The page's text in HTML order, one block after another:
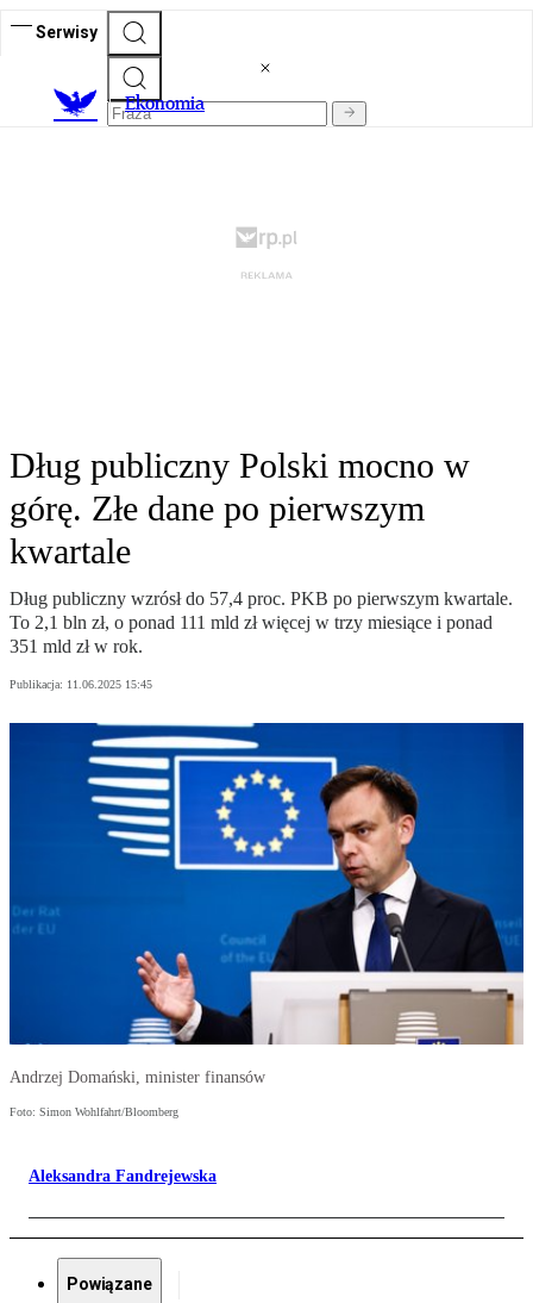
Serwisy
Ekonomia
Dług publiczny Polski mocno w
górę. Złe dane po pierwszym
kwartale
Dług publiczny wzrósł do 57,4 proc. PKB po pierwszym kwartale.
To 2,1 bln zł, o ponad 111 mld zł więcej w trzy miesiące i ponad
351 mld zł w rok.
Publikacja: 11.06.2025 15:45
Andrzej Domański, minister finansów
Foto: Simon Wohlfahrt/Bloomberg
Aleksandra Fandrejewska
Powiązane